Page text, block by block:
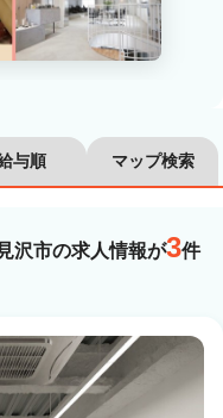
美容師アシスタント
エステティシャン
契約社員・パート
紹介・派遣
与順 マップ検索
沢市の求人情報が3件